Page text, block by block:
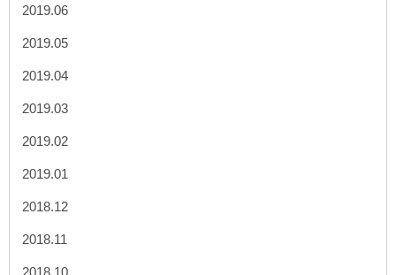
2019.06
2019.05
2019.04
2019.03
2019.02
2019.01
2018.12
2018.11